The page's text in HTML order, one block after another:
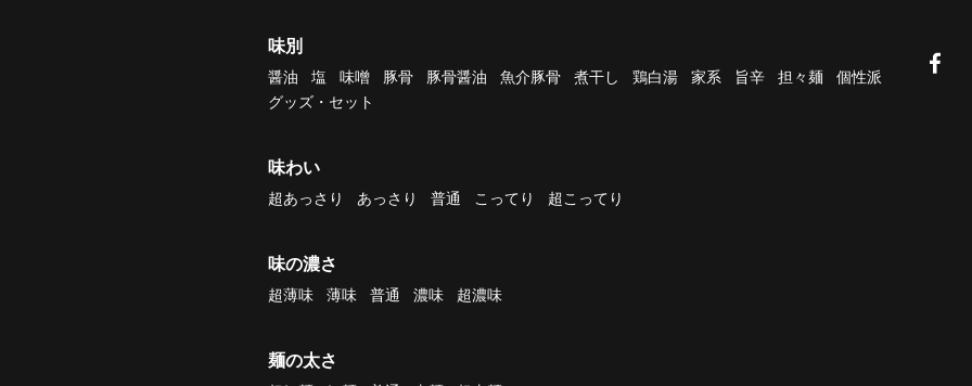
味別
醤油 塩 味噌 豚骨 豚骨醤油 魚介豚骨 煮干し 鶏白湯 家系 旨辛 担々麺
個性派
グッズ・セット
味わい
超あっさり あっさり 普通 こってり 超こってり
味の濃さ
超薄味 薄味 普通 濃味 超濃味
麺の太さ